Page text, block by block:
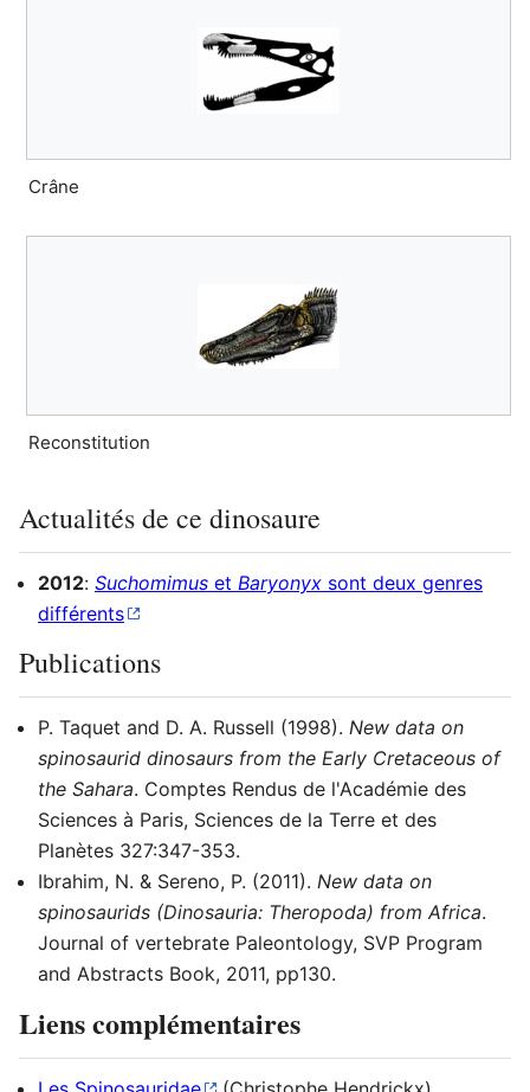
Crâne
Reconstitution
Actualités de ce dinosaure
2012: Suchomimus et Baryonyx sont deux genres
différents
Publications
P. Taquet and D. A. Russell (1998). New data on
spinosaurid dinosaurs from the Early Cretaceous of
the Sahara. Comptes Rendus de l'Académie des
Sciences à Paris, Sciences de la Terre et des
Planètes 327:347-353.
Ibrahim, N. & Sereno, P. (2011). New data on
spinosaurids (Dinosauria: Theropoda) from Africa.
Journal of vertebrate Paleontology, SVP Program
and Abstracts Book, 2011, pp130.
Liens complémentaires